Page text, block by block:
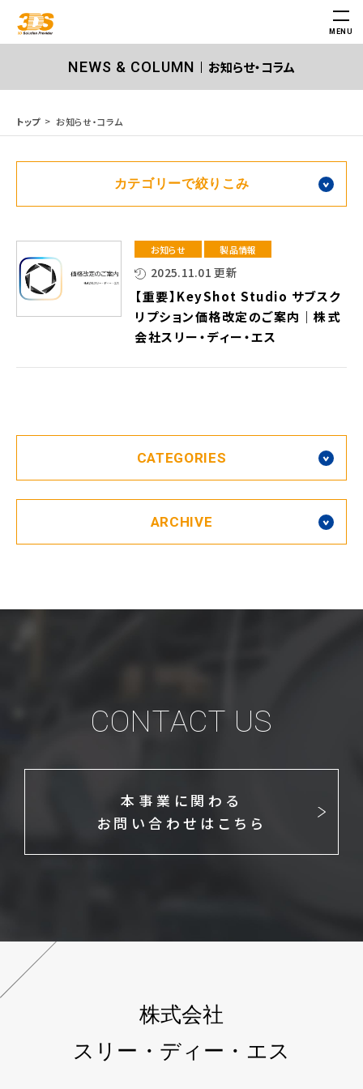
MENU
NEWS & COLUMN お知らせ・コラム
トップ お知らせ・コラム
カテゴリーで絞りこみ
お知らせ 製品情報
2025.11.01 更新
【重要】KeyShot Studio サブスク
リプション価格改定のご案内｜株式
会社スリー・ディー・エス
CATEGORIES
ARCHIVE
CONTACT US
本事業に関わる
お問い合わせはこちら
株式会社
スリー・ディー・エス